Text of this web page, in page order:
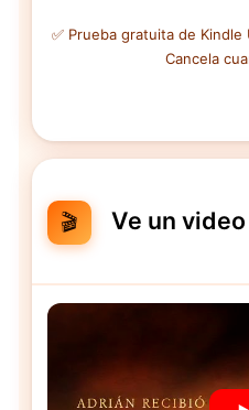
✅ Prueba gratuita de Kindle
Cancela
🎬 Ve un